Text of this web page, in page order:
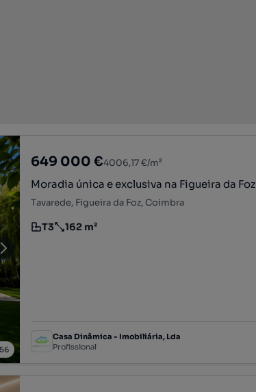
56
649 000 €4006,17 €/m²
Moradia única e exclusiva na Figueira da Foz
Tavarede, Figueira da Foz, Coimbra
Tipologia
T3
Preço por metro quadrado
162 m²
Casa Dinâmica - Imobiliária, Lda
Profissional